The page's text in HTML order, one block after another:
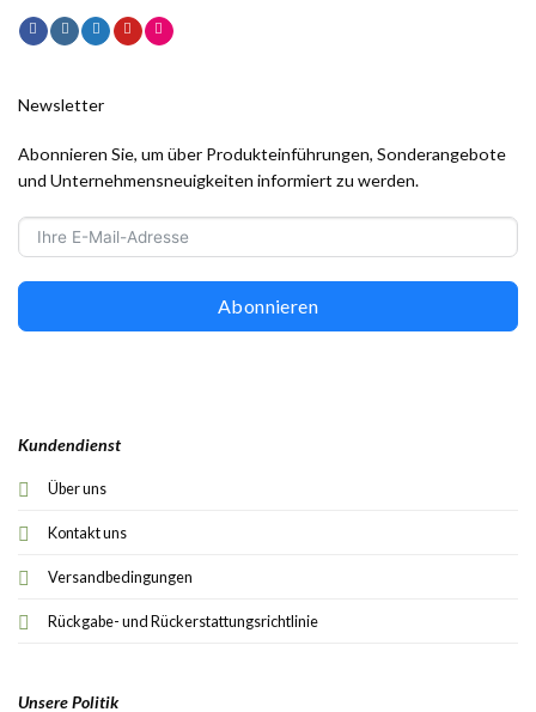
Kundendienst
Über uns
Kontakt uns
Versandbedingungen
Rückgabe- und Rückerstattungsrichtlinie
Unsere Politik
Newsletter
Abonnieren Sie, um über Produkteinführungen, Sonderangebote
und Unternehmensneuigkeiten informiert zu werden.
Abonnieren